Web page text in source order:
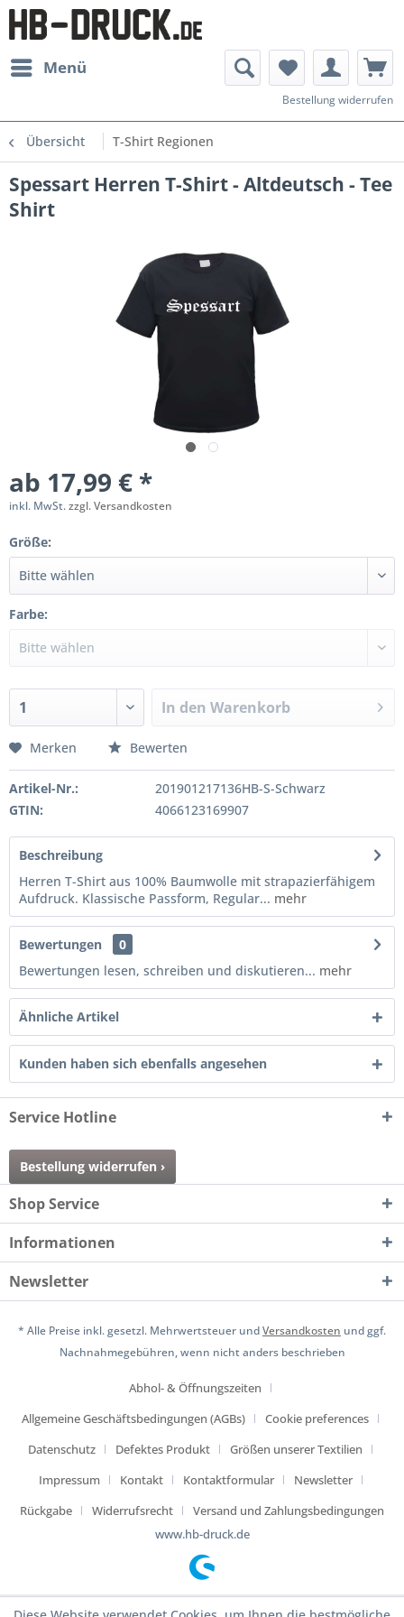
Menü
Bestellung widerrufen
Übersicht T-Shirt Regionen
Spessart Herren T-Shirt - Altdeutsch - Tee
Shirt
ab 17,99 € *
inkl. MwSt.zzgl. Versandkosten
Größe:
Farbe:
In den Warenkorb
Merken Bewerten
Artikel-Nr.:
201901217136HB-S-Schwarz
GTIN:
4066123169907
Beschreibung
Herren T-Shirt aus 100% Baumwolle mit strapazierfähigem
Aufdruck. Klassische Passform, Regular... mehr
Bewertungen
0
Bewertungen lesen, schreiben und diskutieren... mehr
Ähnliche Artikel
Kunden haben sich ebenfalls angesehen
Service Hotline
Bestellung widerrufen ›
Shop Service
Informationen
Newsletter
* Alle Preise inkl. gesetzl. Mehrwertsteuer undVersandkosten und ggf.
Nachnahmegebühren, wenn nicht anders beschrieben
Abhol- & Öffnungszeiten
Allgemeine Geschäftsbedingungen (AGBs)
Cookie preferences
Datenschutz
Defektes Produkt
Größen unserer Textilien
Impressum
Kontakt Kontaktformular
Newsletter
Rückgabe
Widerrufsrecht
Versand und Zahlungsbedingungen
www.hb-druck.de